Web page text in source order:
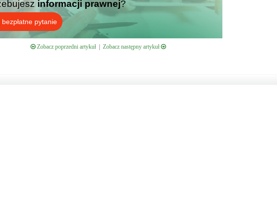
informacji prawnej?
pytanie
Zobacz poprzedni artykuł| Zobacz następny artykuł